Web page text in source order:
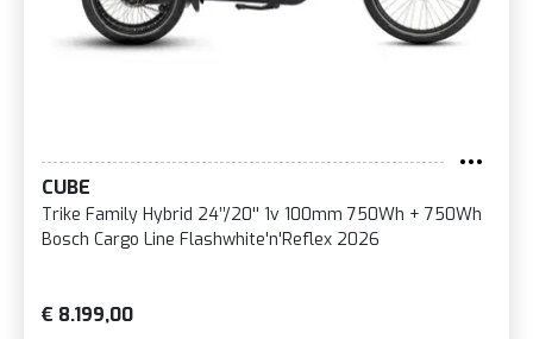
CUBE
Trike Family Hybrid 24’’/20'' 1v 100mm 750Wh + 750Wh
Bosch Cargo Line Flashwhite'n'Reflex 2026
€ 8.199,00